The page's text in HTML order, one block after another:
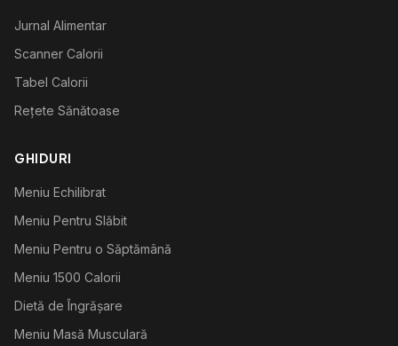
Jurnal Alimentar
Scanner Calorii
Tabel Calorii
Rețete Sănătoase
GHIDURI
Meniu Echilibrat
Meniu Pentru Slăbit
Meniu Pentru o Săptămână
Meniu 1500 Calorii
Dietă de Îngrășare
Meniu Masă Musculară